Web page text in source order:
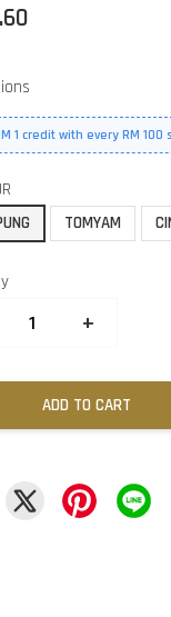
1 credit with every RM 100
TOMYAM
+
ADD TO CART